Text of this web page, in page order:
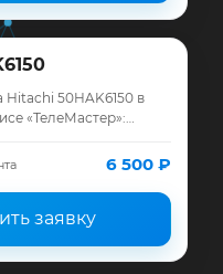
Hitachi 50HAK6150 в
«ТелеМастер»:
гарантия до 126 500 ₽
заявку